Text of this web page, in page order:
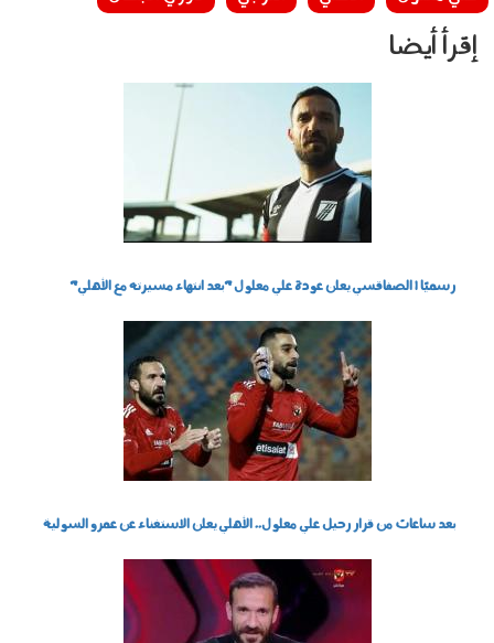
إقرأ أيضا
رسميًا | الصفاقسي يعلن عودة علي معلول "بعد انتهاء مسيرته مع الأهلي"
بعد ساعات من قرار رحيل علي معلول.. الأهلي يعلن الاستغناء عن عمرو السولية